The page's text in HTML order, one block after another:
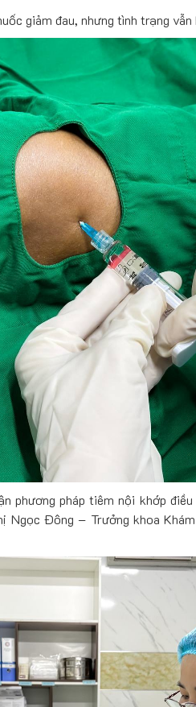
giảm đau, nhưng tình trạng
phương pháp tiêm nội khớp
Ngọc Đông – Trưởng khoa